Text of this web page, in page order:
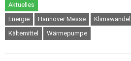
Aktuelles
Energie
Hannover Messe Klimawandel
Kältemittel
Wärmepumpe